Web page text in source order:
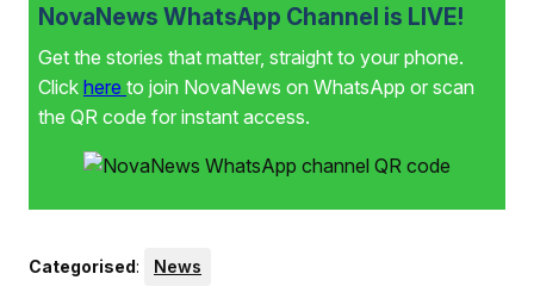
NovaNews WhatsApp Channel is LIVE!
Get the stories that matter, straight to your phone.
Click here to join NovaNews on WhatsApp or scan
the QR code for instant access.
Categorised: News